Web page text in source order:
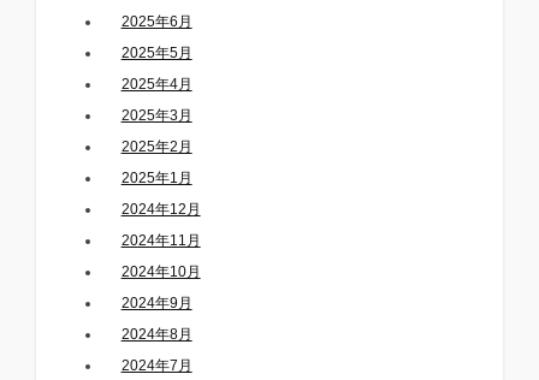
2025年6月
2025年5月
2025年4月
2025年3月
2025年2月
2025年1月
2024年12月
2024年11月
2024年10月
2024年9月
2024年8月
2024年7月